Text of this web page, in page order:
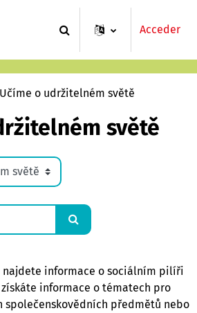
Selector de búsqueda de
Acceder
Učíme o udržitelném světě
světě
Buscar cursos
najdete informace o sociálním pilíři
informace o tématech pro
společenskovědních předmětů nebo